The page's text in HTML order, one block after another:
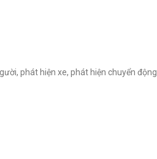
phát hiện xe, phát hiện chuyển động